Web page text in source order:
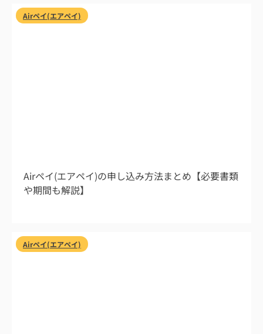
Airペイ(エアペイ)
Airペイ(エアペイ)の申し込み方法まとめ【必要書類
や期間も解説】
Airペイ(エアペイ)